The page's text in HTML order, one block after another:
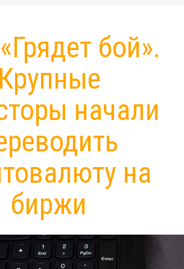
бой».
Крупные
начали
на
биржи